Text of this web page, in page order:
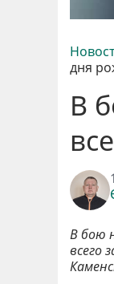
дня
В
В бою
всего